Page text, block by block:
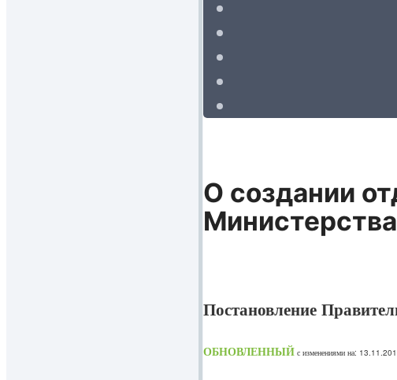
О создании
Постановление
ОБНОВЛЕННЫЙ с изменениями на: